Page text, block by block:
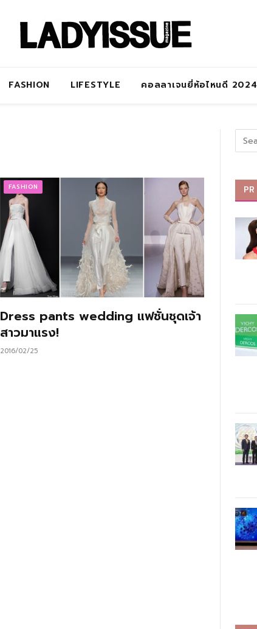
FASHION LIFESTYLE คอลลาเจนยี่ห้อไหนดี 2024
FASHION
Dress pants wedding แฟชั่นชุดเจ้า
สาวมาแรง!
2016/02/25
PR